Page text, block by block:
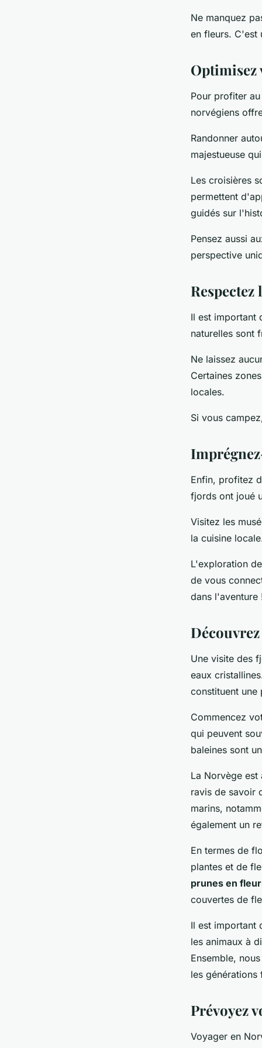
Ne manquez
en fleurs. C'est
Optimisez
Pour profiter
norvégiens
Randonner
majestueuse
Les croisières
permettent
guidés sur
Pensez aussi
perspective
Il est important
naturelles sont
Ne laissez
Certaines
locales.
Si vous
Enfin, profitez
fjords ont joué
Visitez les
la cuisine
L'exploration
de vous
dans l'aventure
Une visite des
eaux
constituent
Commencez
qui peuvent
baleines sont
La Norvège est
ravis de savoir
marins,
également un
En termes de
plantes et de
prunes en
couvertes de
Il est important
les animaux à
Ensemble,
les générations
Prévoyez
Voyager en